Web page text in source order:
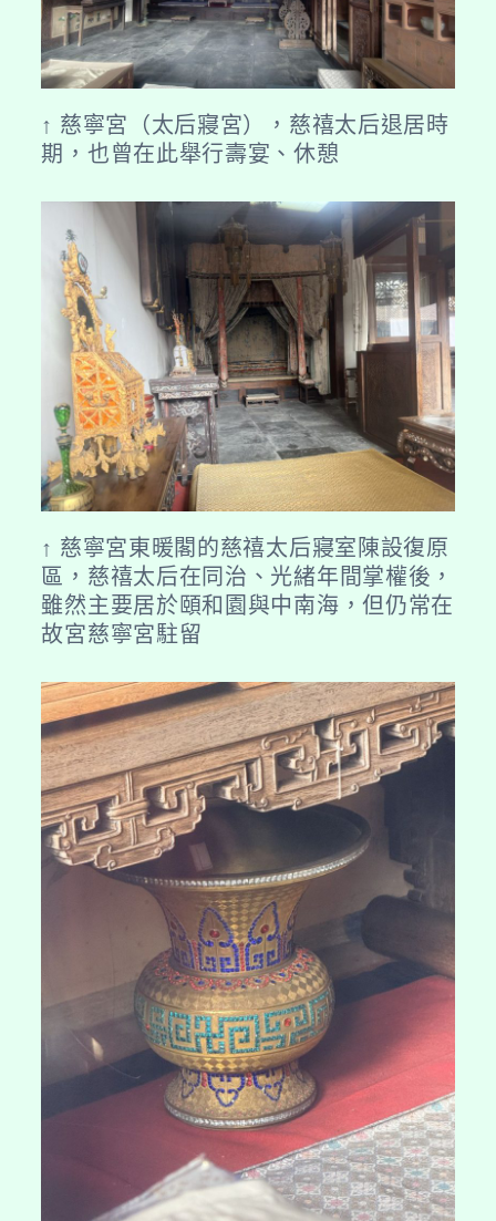
↑ 慈寧宮（太后寢宮），慈禧太后退居時
期，也曾在此舉行壽宴、休憩
↑ 慈寧宮東暖閣的慈禧太后寢室陳設復原
區，慈禧太后在同治、光緒年間掌權後，
雖然主要居於頤和園與中南海，但仍常在
故宮慈寧宮駐留